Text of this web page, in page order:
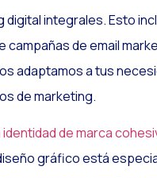
integrales. Esto
de email
adaptamos a tus
de marketing.
de marca
gráfico está